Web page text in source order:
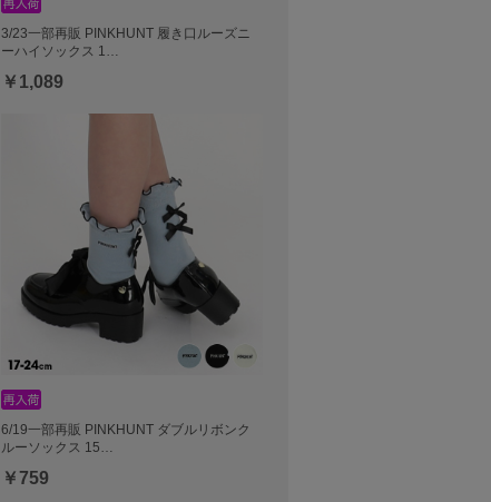
3/23一部再販 PINKHUNT 履き口ルーズニ
ーハイソックス 1…
￥1,089
6/19一部再販 PINKHUNT ダブルリボンク
ルーソックス 15…
￥759